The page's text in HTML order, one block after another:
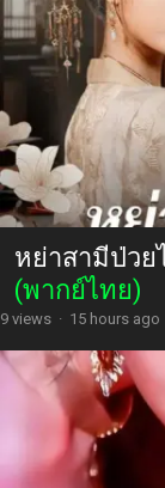
หย่าสามีป่ว
(พากย์ไทย)
9 views · 15 hours ago